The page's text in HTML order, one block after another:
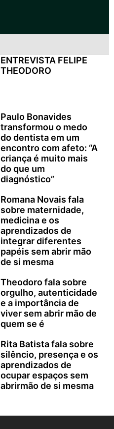
ENTREVISTA FELIPE
THEODORO
Paulo Bonavides
transformou o medo
do dentista em um
encontro com afeto: “A
criança é muito mais
do que um
diagnóstico”
Romana Novais fala
sobre maternidade,
medicina e os
aprendizados de
integrar diferentes
papéis sem abrir mão
de si mesma
Theodoro fala sobre
orgulho, autenticidade
e a importância de
viver sem abrir mão de
quem se é
Rita Batista fala sobre
silêncio, presença e os
aprendizados de
ocupar espaços sem
abrirmão de si mesma